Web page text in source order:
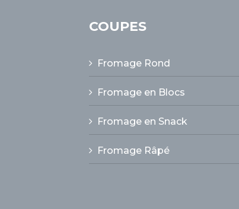
COUPES
Fromage Rond
Fromage en Blocs
Fromage en Snack
Fromage Râpé